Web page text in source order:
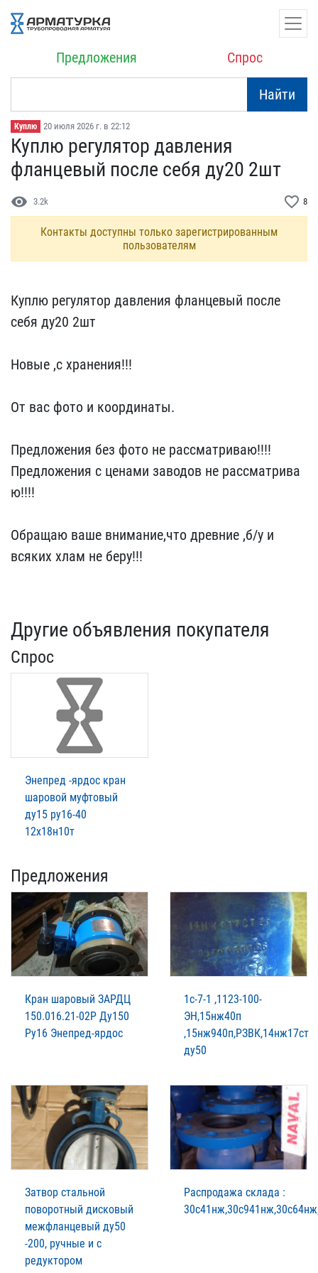
Предложения Спрос
Найти
Куплю 20 июля 2026 г. в 22:12
Куплю регулятор давления​
фланцевый после себя д​у20 2шт
visibility 3.2k favorite_border 8
Контакты доступны только зарегистрированным
пользователям
Куплю регулятор давления​ фланцевый после
себя д​у20 2шт
Новые ,с хран​ения!!!
От вас фото и к​оординаты.
Предложения ​без фото не рассматриваю​!!!!
Предложения с ценам​и заводов не рассматрива​
ю!!!!
Обращаю ваше вним​ание,что древние ,б/у и ​
всяких хлам не беру!!!
Другие объявления покупателя
Спрос
Энепред -ярдос кран
шаровой муфтовый
ду15 ру16-40
12х18н10т
Предложения
Кран шаровый ЗАРДЦ
150.016.21-02Р Ду150
Ру16 Энепред-ярдос
1с-7-1 ,1123-100-
ЭН,15нж40п
,15нж940п,РЗВК,14нж17ст
ду50
Затвор стальной
поворотный дисковый
межфланцевый ду50
-200, ручные и с
редуктором
Распродажа склада :